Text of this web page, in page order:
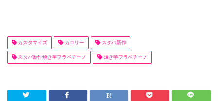
カスタマイズ カロリー スタバ新作
スタバ新作焼き芋フラペチーノ 焼き芋フラペチーノ